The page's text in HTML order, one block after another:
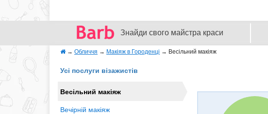
Знайди свого майстра краси
→ Обличчя → Макіяж в Городенці → Весільний макіяж
Усі послуги візажистів
Весільний макіяж
Вечірній макіяж